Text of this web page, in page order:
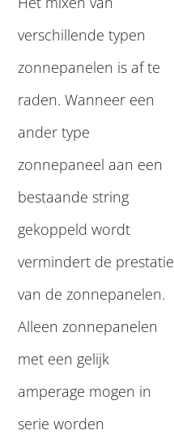
verschillende typen
zonnepanelen is af te
raden. Wanneer een
ander type
zonnepaneel aan een
bestaande string
gekoppeld wordt
vermindert de prestatie
van de zonnepanelen.
Alleen zonnepanelen
met een gelijk
amperage mogen in
serie worden